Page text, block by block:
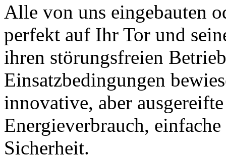
Alle von uns eingebauten
perfekt auf Ihr Tor und
ihren störungsfreien
Einsatzbedingungen
innovative, aber
Energieverbrauch,
Sicherheit.